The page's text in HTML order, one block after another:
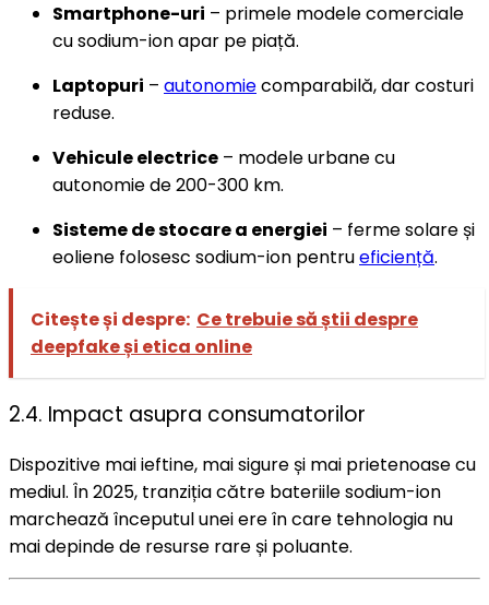
Smartphone-uri – primele modele comerciale
cu sodium-ion apar pe piață.
Laptopuri – autonomiecomparabilă, dar costuri
reduse.
Vehicule electrice – modele urbane cu
autonomie de 200-300 km.
Sisteme de stocare a energiei – ferme solare și
eoliene folosesc sodium-ion pentrueficiență.
Citește și despre: Ce trebuie să știi despre
deepfake și etica online
2.4. Impact asupra consumatorilor
Dispozitive mai ieftine, mai sigure și mai prietenoase cu
mediul. În 2025, tranziția către bateriile sodium-ion
marchează începutul unei ere în care tehnologia nu
mai depinde de resurse rare și poluante.